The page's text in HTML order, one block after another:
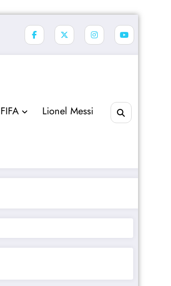
FIFA Lionel Messi